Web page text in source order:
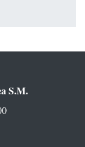
S.M.